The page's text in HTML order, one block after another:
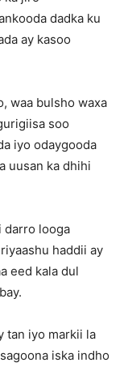
dadka ku
ay kasoo
waa bulsho waxa
soo
iyo odaygooda
uusan ka dhihi
darro looga
haddii ay
eed kala dul
tan iyo markii la
iska indho